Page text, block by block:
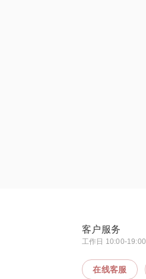
客户服务
工作日 10:00-19:00
在线客服